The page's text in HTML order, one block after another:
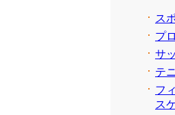
ス
プ
サ
テ
フ
ス